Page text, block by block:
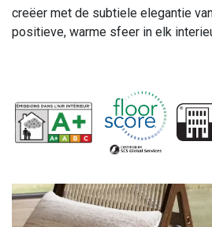
creëer met de subtiele elegantie
positieve, warme sfeer in elk